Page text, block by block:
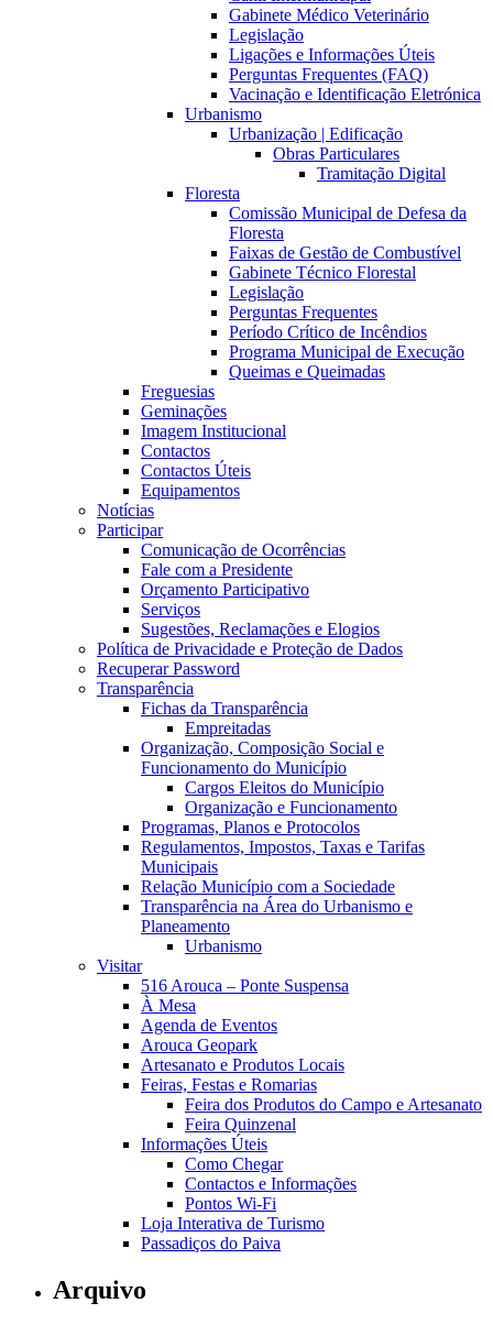
Gabinete Médico Veterinário
Legislação
Ligações e Informações Úteis
Perguntas Frequentes (FAQ)
Vacinação e Identificação Eletrónica
Urbanismo
Urbanização | Edificação
Obras Particulares
Tramitação Digital
Floresta
Comissão Municipal de Defesa da
Floresta
Faixas de Gestão de Combustível
Gabinete Técnico Florestal
Legislação
Perguntas Frequentes
Período Crítico de Incêndios
Programa Municipal de Execução
Queimas e Queimadas
Freguesias
Geminações
Imagem Institucional
Contactos
Contactos Úteis
Equipamentos
Notícias
Participar
Comunicação de Ocorrências
Fale com a Presidente
Orçamento Participativo
Serviços
Sugestões, Reclamações e Elogios
Política de Privacidade e Proteção de Dados
Recuperar Password
Transparência
Fichas da Transparência
Empreitadas
Organização, Composição Social e
Funcionamento do Município
Cargos Eleitos do Município
Organização e Funcionamento
Programas, Planos e Protocolos
Regulamentos, Impostos, Taxas e Tarifas
Municipais
Relação Município com a Sociedade
Transparência na Área do Urbanismo e
Planeamento
Urbanismo
Visitar
516 Arouca – Ponte Suspensa
À Mesa
Agenda de Eventos
Arouca Geopark
Artesanato e Produtos Locais
Feiras, Festas e Romarias
Feira dos Produtos do Campo e Artesanato
Feira Quinzenal
Informações Úteis
Como Chegar
Contactos e Informações
Pontos Wi-Fi
Loja Interativa de Turismo
Passadiços do Paiva
Arquivo